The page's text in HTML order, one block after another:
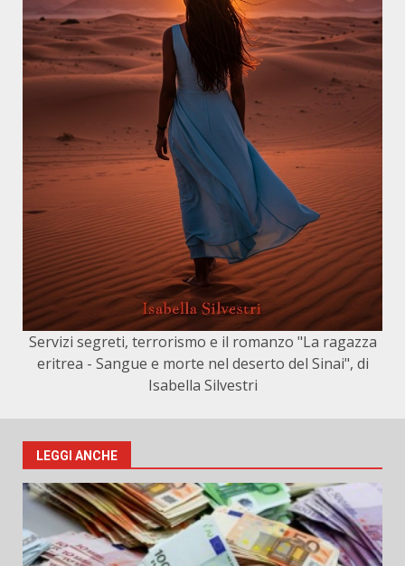
Servizi segreti, terrorismo e il romanzo "La ragazza
eritrea - Sangue e morte nel deserto del Sinai", di
Isabella Silvestri
LEGGI ANCHE